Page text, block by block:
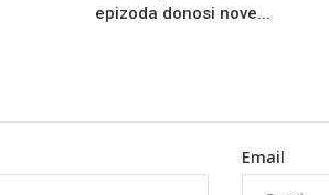
epizoda donosi nove...
Email